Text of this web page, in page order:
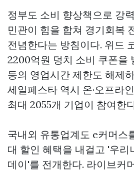
정부도 소비 향상책으로 강
민관이 힘을 합쳐 경기회복
전념한다는 방침이다. 위드
2200억원 덩치 소비 쿠폰을
등의 영업시간 제한도 해제
세일페스타 역시 온·오프라
최대 2055개 기업이 참여한
국내외 유통업계도 e커머스
대 할인 혜택을 내걸고 '우리
데이'를 전개한다. 라이브커